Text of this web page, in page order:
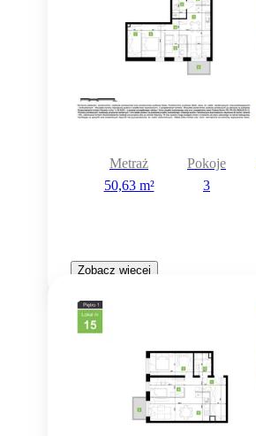
Metraż
50,63 m²
Pokoje
3
Zobacz więcej